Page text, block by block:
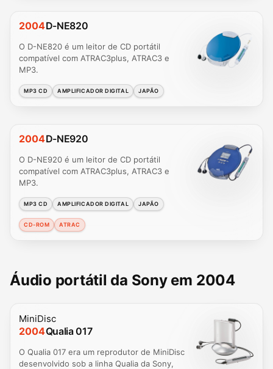
2004D-NE820
O D-NE820 é um leitor de CD portátil
compatível com ATRAC3plus, ATRAC3 e
MP3.
MP3 CD AMPLIFICADOR DIGITAL JAPÃO
2004D-NE920
O D-NE920 é um leitor de CD portátil
compatível com ATRAC3plus, ATRAC3 e
MP3.
MP3 CD AMPLIFICADOR DIGITAL JAPÃO
CD-ROM ATRAC
Áudio portátil da Sony em 2004
MiniDisc
2004Qualia 017
O Qualia 017 era um reprodutor de MiniDisc
desenvolvido sob a linha Qualia da Sony,